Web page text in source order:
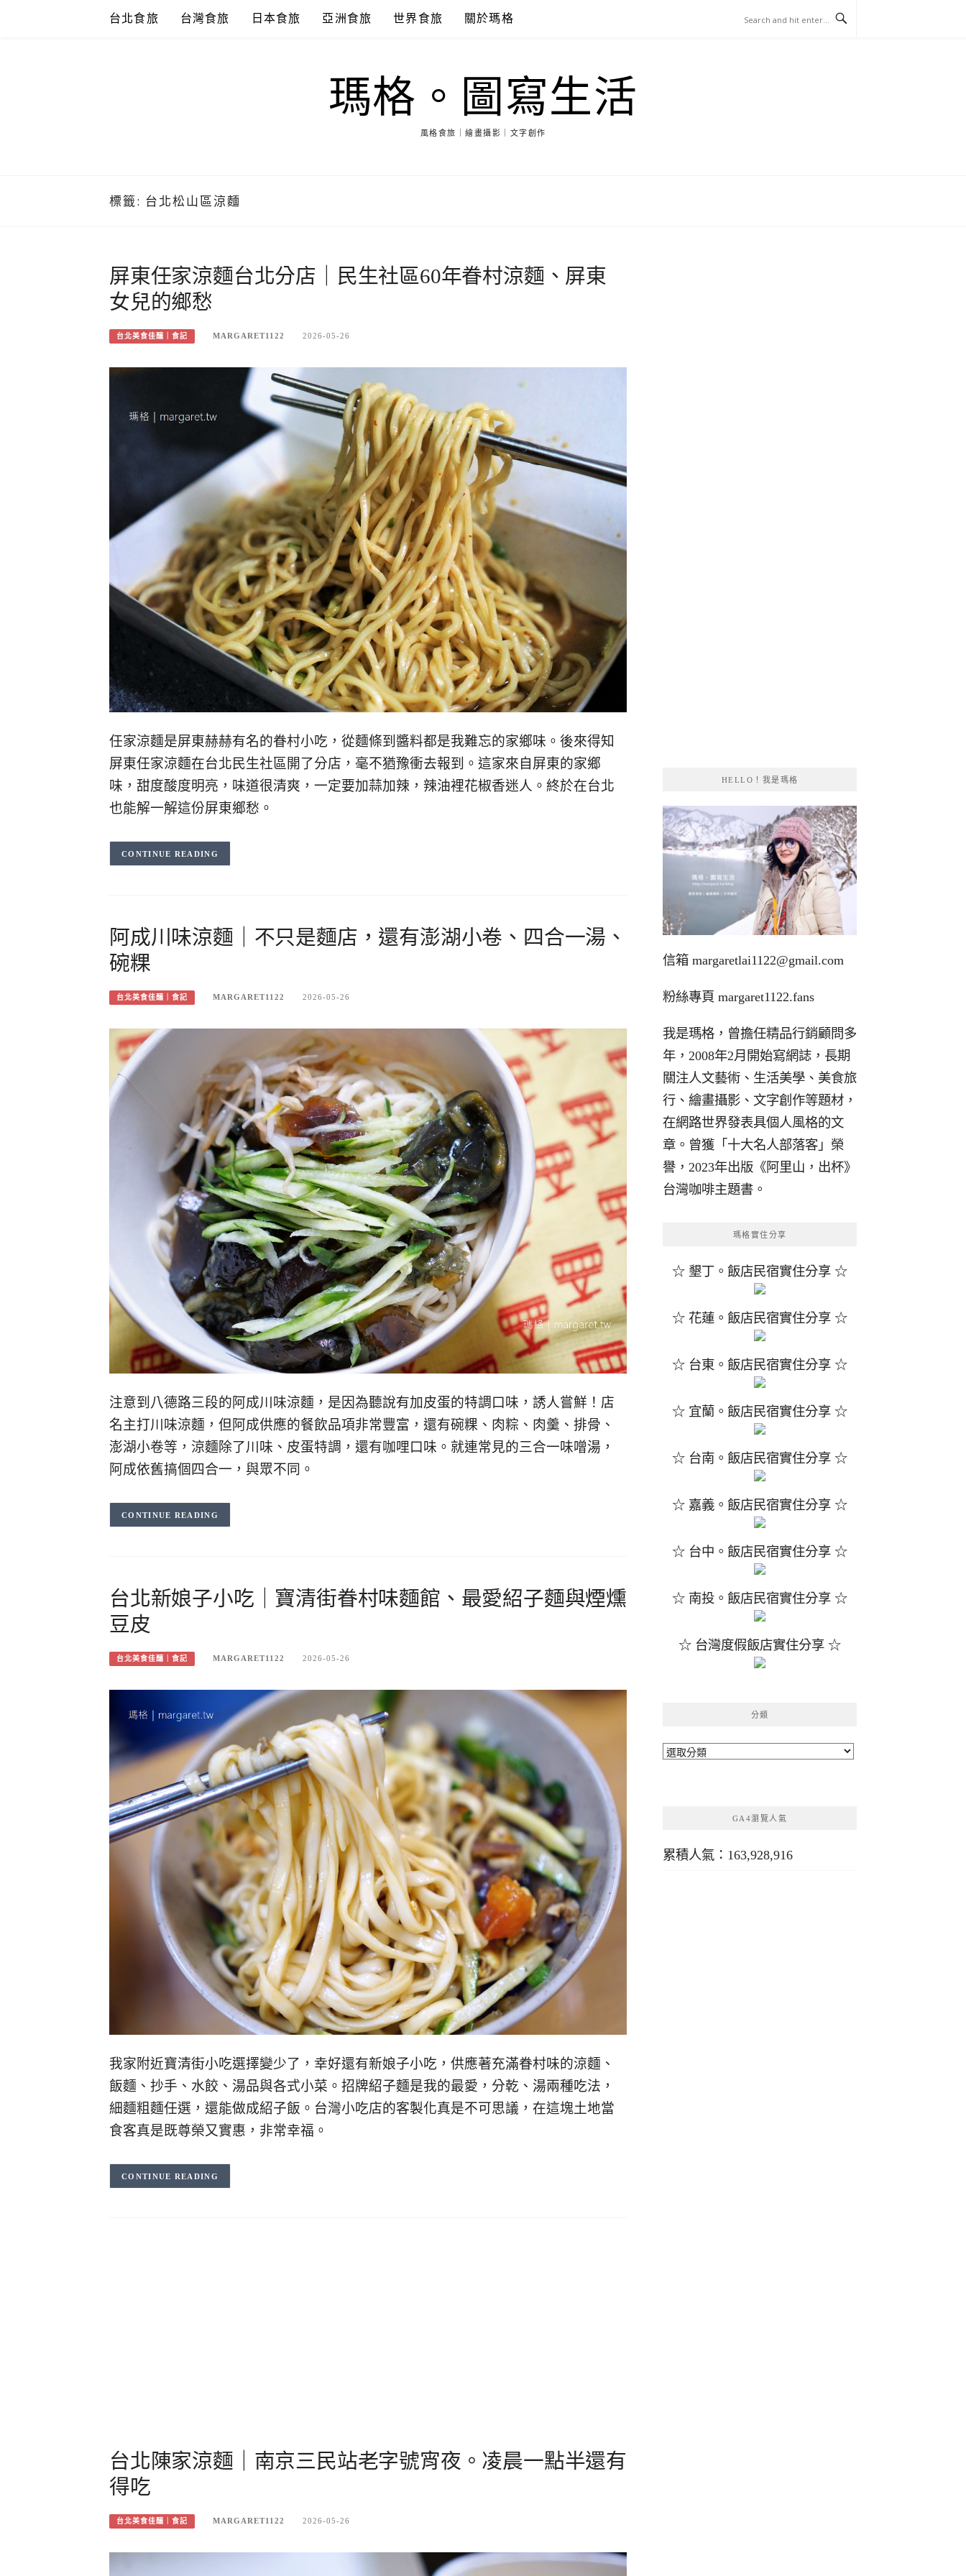
台北食旅 台灣食旅 日本食旅 亞洲食旅 世界食旅 關於瑪格
瑪格。圖寫生活
風格食旅｜繪畫攝影｜文字創作
標籤: 台北松山區涼麵
屏東任家涼麵台北分店｜民生社區60年眷村涼麵、屏東
女兒的鄉愁
台北美食佳釀｜食記 MARGARET1122 2026-05-26
任家涼麵是屏東赫赫有名的眷村小吃，從麵條到醬料都是我難忘的家鄉味。後來得知
屏東任家涼麵在台北民生社區開了分店，毫不猶豫衝去報到。這家來自屏東的家鄉
味，甜度酸度明亮，味道很清爽，一定要加蒜加辣，辣油裡花椒香迷人。終於在台北
也能解一解這份屏東鄉愁。
CONTINUE READING
阿成川味涼麵｜不只是麵店，還有澎湖小卷、四合一湯、
碗粿
台北美食佳釀｜食記 MARGARET1122 2026-05-26
注意到八德路三段的阿成川味涼麵，是因為聽說有加皮蛋的特調口味，誘人嘗鮮！店
名主打川味涼麵，但阿成供應的餐飲品項非常豐富，還有碗粿、肉粽、肉羹、排骨、
澎湖小卷等，涼麵除了川味、皮蛋特調，還有咖哩口味。就連常見的三合一味噌湯，
阿成依舊搞個四合一，與眾不同。
CONTINUE READING
台北新娘子小吃｜寶清街眷村味麵館、最愛紹子麵與煙燻
豆皮
台北美食佳釀｜食記 MARGARET1122 2026-05-26
我家附近寶清街小吃選擇變少了，幸好還有新娘子小吃，供應著充滿眷村味的涼麵、
飯麵、抄手、水餃、湯品與各式小菜。招牌紹子麵是我的最愛，分乾、湯兩種吃法，
細麵粗麵任選，還能做成紹子飯。台灣小吃店的客製化真是不可思議，在這塊土地當
食客真是既尊榮又實惠，非常幸福。
CONTINUE READING
台北陳家涼麵｜南京三民站老字號宵夜。凌晨一點半還有
得吃
台北美食佳釀｜食記 MARGARET1122 2026-05-26
HELLO！我是瑪格
信箱 margaretlai1122@gmail.com
粉絲專頁 margaret1122.fans
我是瑪格，曾擔任精品行銷顧問多
年，2008年2月開始寫網誌，長期
關注人文藝術、生活美學、美食旅
行、繪畫攝影、文字創作等題材，
在網路世界發表具個人風格的文
章。曾獲「十大名人部落客」榮
譽，2023年出版《阿里山，出杯》
台灣咖啡主題書。
瑪格實住分享
☆ 墾丁。飯店民宿實住分享 ☆
☆ 花蓮。飯店民宿實住分享 ☆
☆ 台東。飯店民宿實住分享 ☆
☆ 宜蘭。飯店民宿實住分享 ☆
☆ 台南。飯店民宿實住分享 ☆
☆ 嘉義。飯店民宿實住分享 ☆
☆ 台中。飯店民宿實住分享 ☆
☆ 南投。飯店民宿實住分享 ☆
☆ 台灣度假飯店實住分享 ☆
分類
分
GA4瀏覽人氣
累積人氣：163,928,916